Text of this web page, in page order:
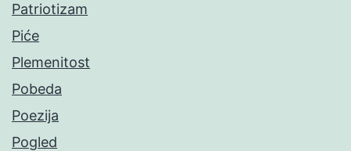
Patriotizam
Piće
Plemenitost
Pobeda
Poezija
Pogled